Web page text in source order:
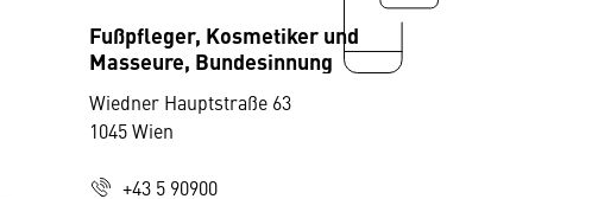
Fußpfleger, Kosmetiker und
Masseure, Bundesinnung
Wiedner Hauptstraße 63
1045 Wien
+43 5 90900